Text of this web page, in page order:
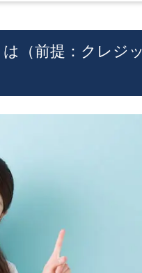
（前提：クレジ